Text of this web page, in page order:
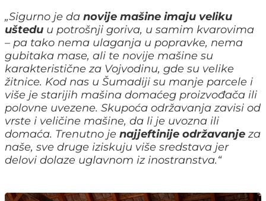
„Sigurno je da novije mašine imaju veliku
uštedu u potrošnji goriva, u samim kvarovima
– pa tako nema ulaganja u popravke, nema
gubitaka mase, ali te novije mašine su
karakteristične za Vojvodinu, gde su velike
žitnice. Kod nas u Šumadiji su manje parcele i
više je starijih mašina domaćeg proizvođača ili
polovne uvezene. Skupoća održavanja zavisi od
vrste i veličine mašine, da li je uvozna ili
domaća. Trenutno je najjeftinije održavanje za
naše, sve druge iziskuju više sredstava jer
delovi dolaze uglavnom iz inostranstva.“